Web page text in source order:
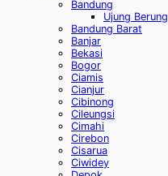
Bandung
Ujung Berung
Bandung Barat
Banjar
Bekasi
Bogor
Ciamis
Cianjur
Cibinong
Cileungsi
Cimahi
Cirebon
Cisarua
Ciwidey